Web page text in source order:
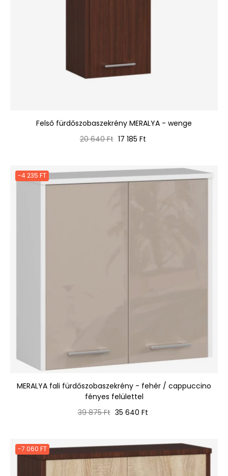
Felső fürdőszobaszekrény MERALYA - wenge
Normál
20 640 Ft Ár
17 185 Ft
-4 235 FT
MERALYA fali fürdőszobaszekrény - fehér / cappuccino
fényes felülettel
Normál
39 875 Ft Ár
35 640 Ft
-7 060 FT